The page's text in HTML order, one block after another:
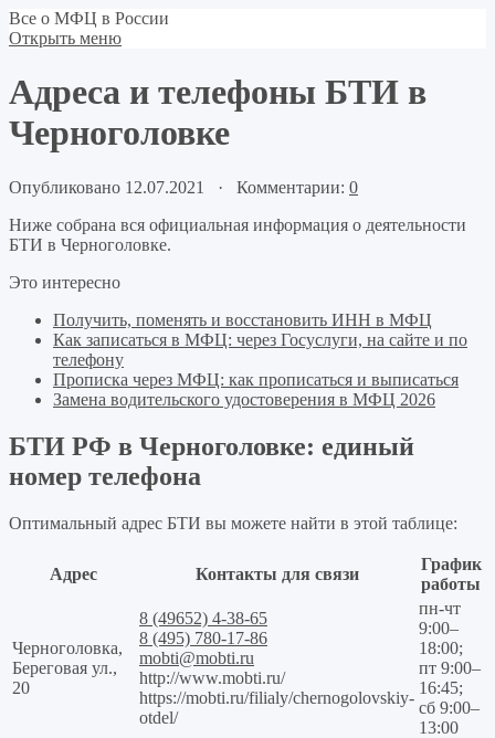
Все о МФЦ в России
Открыть меню
Адреса и телефоны БТИ в
Черноголовке
Опубликовано 12.07.2021 · Комментарии: 0
Ниже собрана вся официальная информация о деятельности
БТИ в Черноголовке.
Это интересно
Получить, поменять и восстановить ИНН в МФЦ
Как записаться в МФЦ: через Госуслуги, на сайте и по
телефону
Прописка через МФЦ: как прописаться и выписаться
Замена водительского удостоверения в МФЦ 2026
БТИ РФ в Черноголовке: единый
номер телефона
Оптимальный адрес БТИ вы можете найти в этой таблице:
Адрес Контакты для связи
График
работы
Черноголовка,
Береговая ул.,
20
8 (49652) 4-38-65
8 (495) 780-17-86
mobti@mobti.ru
http://www.mobti.ru/
https://mobti.ru/filialy/chernogolovskiy-
otdel/
пн-чт
9:00–
18:00;
пт 9:00–
16:45;
сб 9:00–
13:00